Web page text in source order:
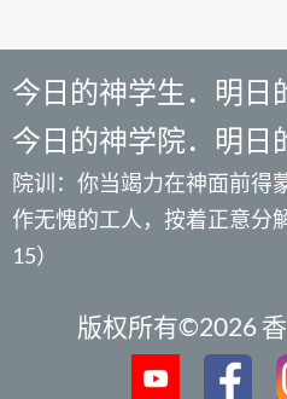
今日的神学生．明日
今日的神学院．明日
院训：你当竭力在神面前得
作无愧的工人，按着正意分
15）
版权所有©2026